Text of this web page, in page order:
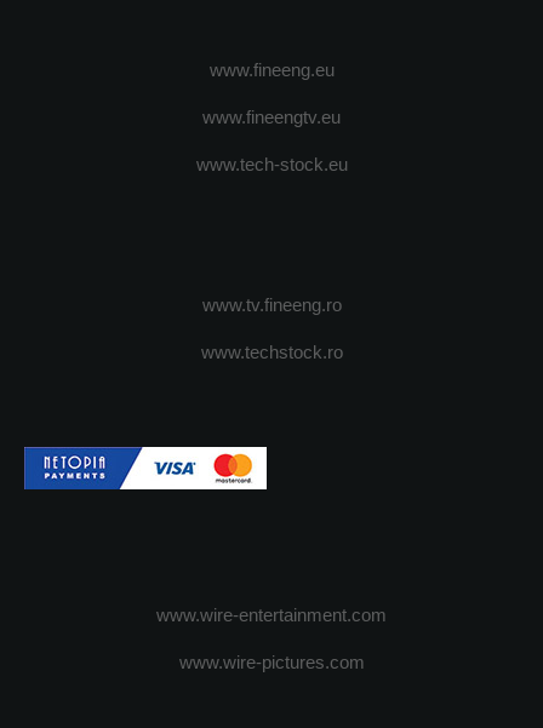
www.fineeng.eu
www.fineengtv.eu
www.tech-stock.eu
www.tv.fineeng.ro
www.techstock.ro
www.wire-entertainment.com
www.wire-pictures.com